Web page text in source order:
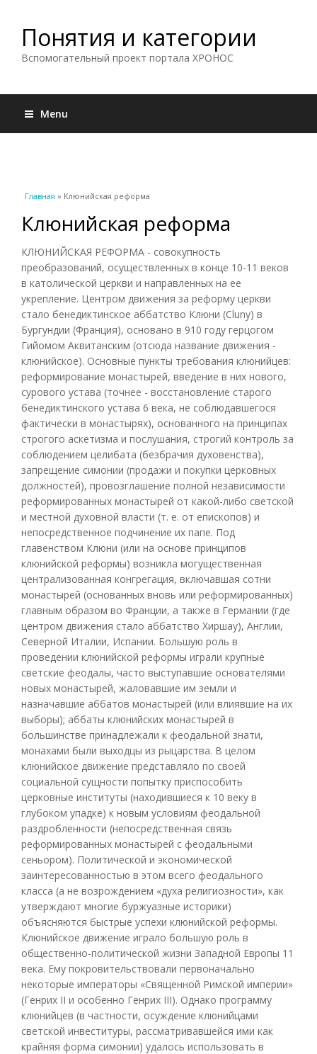
Понятия и категории
Вспомогательный проект портала ХРОНОС
Menu
Вы здесь
Главная » Клюнийская реформа
Клюнийская реформа
КЛЮНИЙСКАЯ РЕФОРМА - совокупность
преобразований, осуществленных в конце 10-11 веков
в католической церкви и направленных на ее
укрепление. Центром движения за реформу церкви
стало бенедиктинское аббатство Клюни (Cluny) в
Бургундии (Франция), основано в 910 году герцогом
Гийомом Аквитанским (отсюда название движения -
клюнийское). Основные пункты требования клюнийцев:
реформирование монастырей, введение в них нового,
сурового устава (точнее - восстановление старого
бенедиктинского устава 6 века, не соблюдавшегося
фактически в монастырях), основанного на принципах
строгого аскетизма и послушания, строгий контроль за
соблюдением целибата (безбрачия духовенства),
запрещение симонии (продажи и покупки церковных
должностей), провозглашение полной независимости
реформированных монастырей от какой-либо светской
и местной духовной власти (т. е. от епископов) и
непосредственное подчинение их папе. Под
главенством Клюни (или на основе принципов
клюнийской реформы) возникла могущественная
централизованная конгрегация, включавшая сотни
монастырей (основанных вновь или реформированных)
главным образом во Франции, а также в Германии (где
центром движения стало аббатство Хиршау), Англии,
Северной Италии, Испании. Большую роль в
проведении клюнийской реформы играли крупные
светские феодалы, часто выступавшие основателями
новых монастырей, жаловавшие им земли и
назначавшие аббатов монастырей (или влиявшие на их
выборы); аббаты клюнийских монастырей в
большинстве принадлежали к феодальной знати,
монахами были выходцы из рыцарства. В целом
клюнийское движение представляло по своей
социальной сущности попытку приспособить
церковные институты (находившиеся к 10 веку в
глубоком упадке) к новым условиям феодальной
раздробленности (непосредственная связь
реформированных монастырей с феодальными
сеньором). Политической и экономической
заинтересованностью в этом всего феодального
класса (а не возрождением «духа религиозности», как
утверждают многие буржуазные историки)
объясняются быстрые успехи клюнийской реформы.
Клюнийское движение играло большую роль в
общественно-политической жизни Западной Европы 11
века. Ему покровительствовали первоначально
некоторые императоры «Священной Римской империи»
(Генрих II и особенно Генрих III). Однако программу
клюнийцев (в частности, осуждение клюнийцами
светской инвеституры, рассматривавшейся ими как
крайняя форма симонии) удалось использовать в